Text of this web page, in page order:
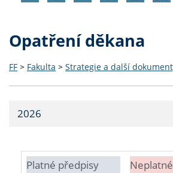
Opatření děkana
FF > Fakulta > Strategie a další
2026
Platné předpisy